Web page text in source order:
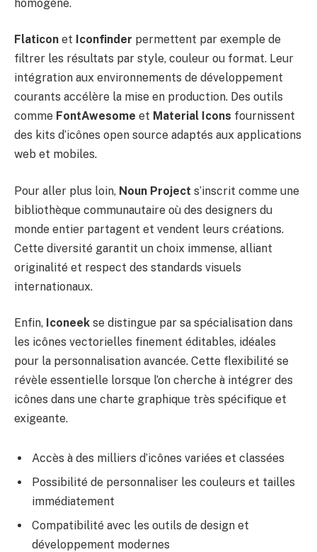
homogène.
Flaticon et Iconfinder permettent par exemple de
filtrer les résultats par style, couleur ou format. Leur
intégration aux environnements de développement
courants accélère la mise en production. Des outils
comme FontAwesome et Material Icons fournissent
des kits d’icônes open source adaptés aux applications
web et mobiles.
Pour aller plus loin, Noun Project s’inscrit comme une
bibliothèque communautaire où des designers du
monde entier partagent et vendent leurs créations.
Cette diversité garantit un choix immense, alliant
originalité et respect des standards visuels
internationaux.
Enfin, Iconeek se distingue par sa spécialisation dans
les icônes vectorielles finement éditables, idéales
pour la personnalisation avancée. Cette flexibilité se
révèle essentielle lorsque l’on cherche à intégrer des
icônes dans une charte graphique très spécifique et
exigeante.
Accès à des milliers d’icônes variées et classées
Possibilité de personnaliser les couleurs et tailles
immédiatement
Compatibilité avec les outils de design et
développement modernes